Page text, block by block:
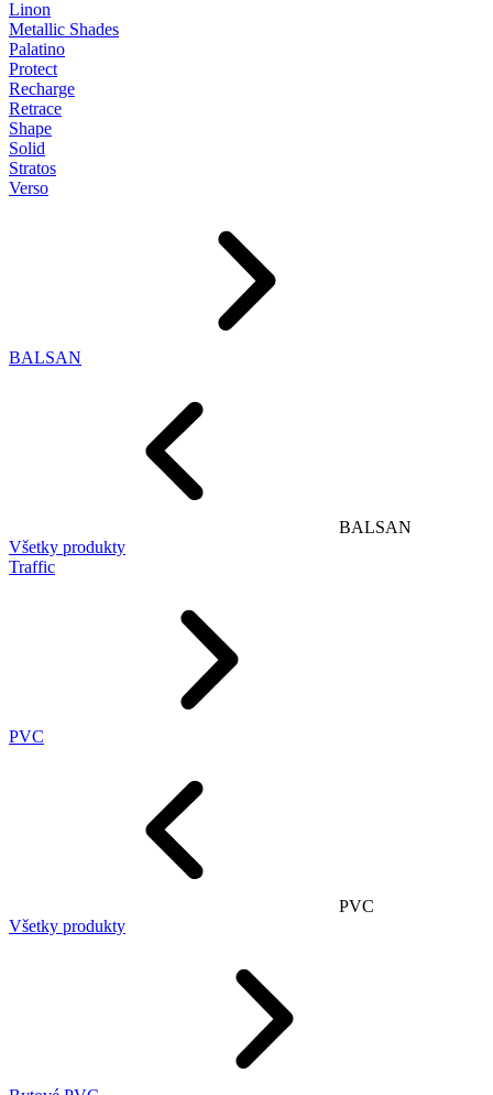
Linon
Metallic Shades
Palatino
Protect
Recharge
Retrace
Shape
Solid
Stratos
Verso
BALSAN
BALSAN
Všetky produkty
Traffic
PVC
PVC
Všetky produkty